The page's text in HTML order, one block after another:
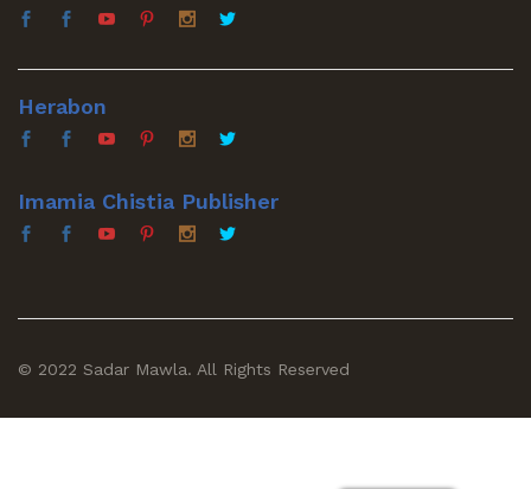
Herabon
Imamia Chistia Publisher
© 2022 Sadar Mawla. All Rights Reserved